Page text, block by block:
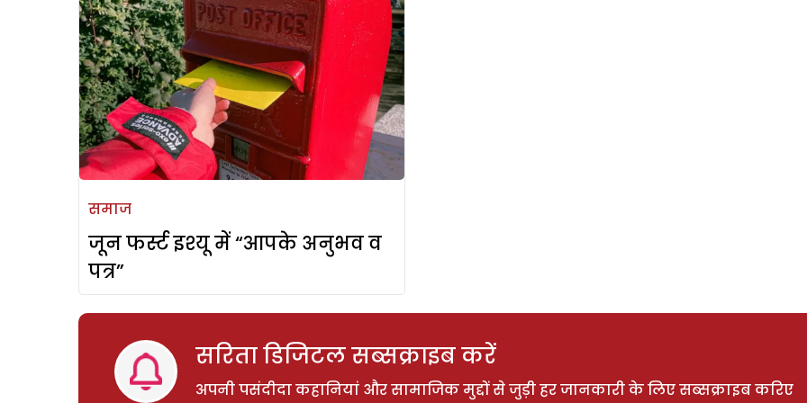
समाज
जून फर्स्ट इश्यू में “आपके अनुभव व
पत्र”
सरिता डिजिटल सब्सक्राइब करें
अपनी पसंदीदा कहानियां और सामाजिक मुद्दों से जुड़ी हर जानकारी के लिए सब्सक्राइब करिए